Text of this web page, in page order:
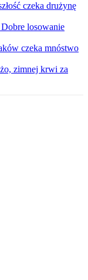
czeka drużynę
losowanie
czeka mnóstwo
zimnej krwi za